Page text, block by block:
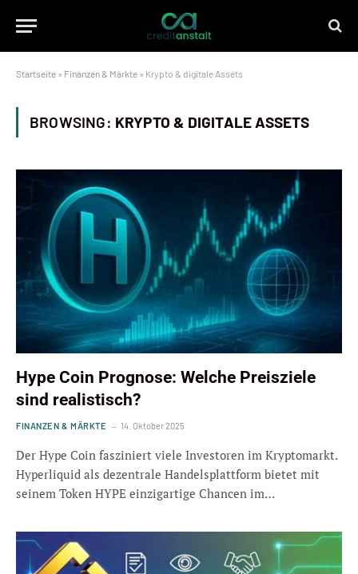
Startseite » Finanzen & Märkte » Krypto & digitale Assets
BROWSING: KRYPTO & DIGITALE ASSETS
Hype Coin Prognose: Welche Preisziele
sind realistisch?
FINANZEN & MÄRKTE 14. Oktober 2025
Der Hype Coin fasziniert viele Investoren im Kryptomarkt.
Hyperliquid als dezentrale Handelsplattform bietet mit
seinem Token HYPE einzigartige Chancen im…